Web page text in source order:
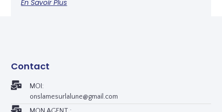
En Savoir Plus
Contact
MOI:
onslamesurlalune@gmail.com